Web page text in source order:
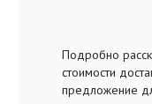
Подробно
стоимости
предложение